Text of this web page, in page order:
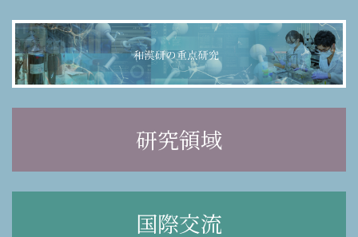
研究領域
国際交流